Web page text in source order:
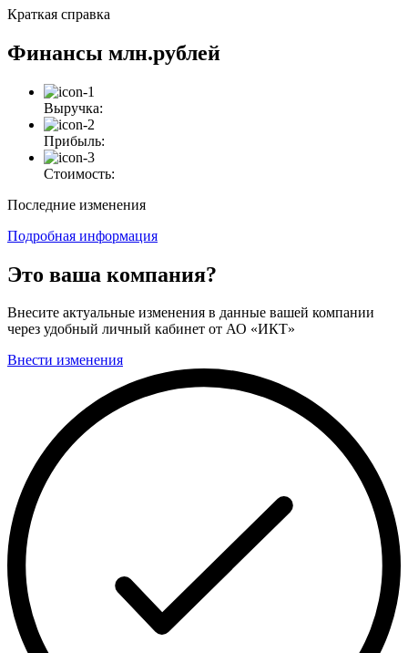
Краткая справка
Финансы млн.рублей
Выручка:
Прибыль:
Стоимость:
Последние изменения
Подробная информация
Это ваша компания?
Внесите актуальные изменения в данные вашей компании
через удобный личный кабинет от АО «ИКТ»
Внести изменения